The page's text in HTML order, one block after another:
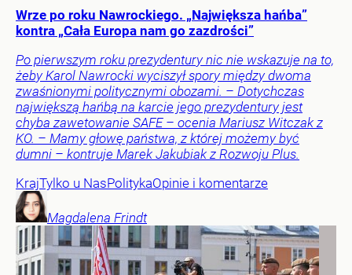
Wrze po roku Nawrockiego. „Największa hańba”
kontra „Cała Europa nam go zazdrości”
Po pierwszym roku prezydentury nic nie wskazuje na to,
żeby Karol Nawrocki wyciszył spory między dwoma
zwaśnionymi politycznymi obozami. – Dotychczas
największą hańbą na karcie jego prezydentury jest
chyba zawetowanie SAFE – ocenia Mariusz Witczak z
KO. – Mamy głowę państwa, z której możemy być
dumni – kontruje Marek Jakubiak z Rozwoju Plus.
KrajTylko u NasPolitykaOpinie i komentarze
Magdalena Frindt